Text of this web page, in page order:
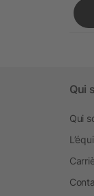
Qui
Qui